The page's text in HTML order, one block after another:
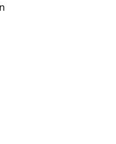
trekker en